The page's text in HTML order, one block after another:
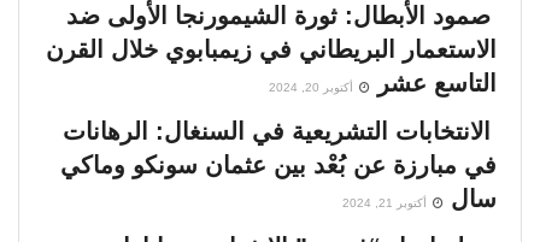
صمود الأبطال: ثورة الشيمورنجا الأولى ضد
الاستعمار البريطاني في زيمبابوي خلال القرن
التاسع عشر
أكتوبر 20, 2024
الانتخابات التشريعية في السنغال: الرهانات
في مبارزة عن بُعْد بين عثمان سونكو وماكي
سال
أكتوبر 21, 2024